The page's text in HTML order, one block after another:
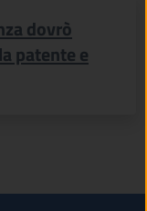
dovrò
patente e